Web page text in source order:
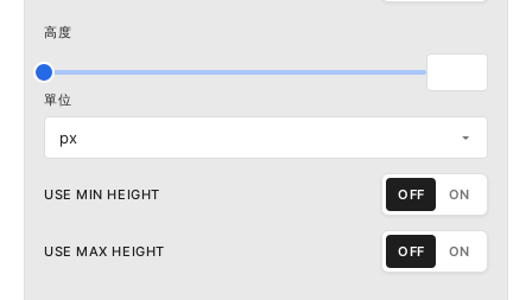
高度
單位
px
USE MIN HEIGHT OFF ON
USE MAX HEIGHT OFF ON